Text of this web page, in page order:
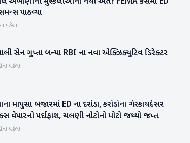
પાઠવ્યા
પહેલા
સેન ગુપ્તા બન્યા RBI ના નવા એક્ઝિક્યુટિવ ડિરેક્ટર
પહેલા
માપુસા બજારમાં ED ના દરોડા, કરોડોના ગેરકાયદેસર
વેપારનો પર્દાફાશ, ચલણી નોટોનો મોટો જથ્થો જપ્ત
પહેલા